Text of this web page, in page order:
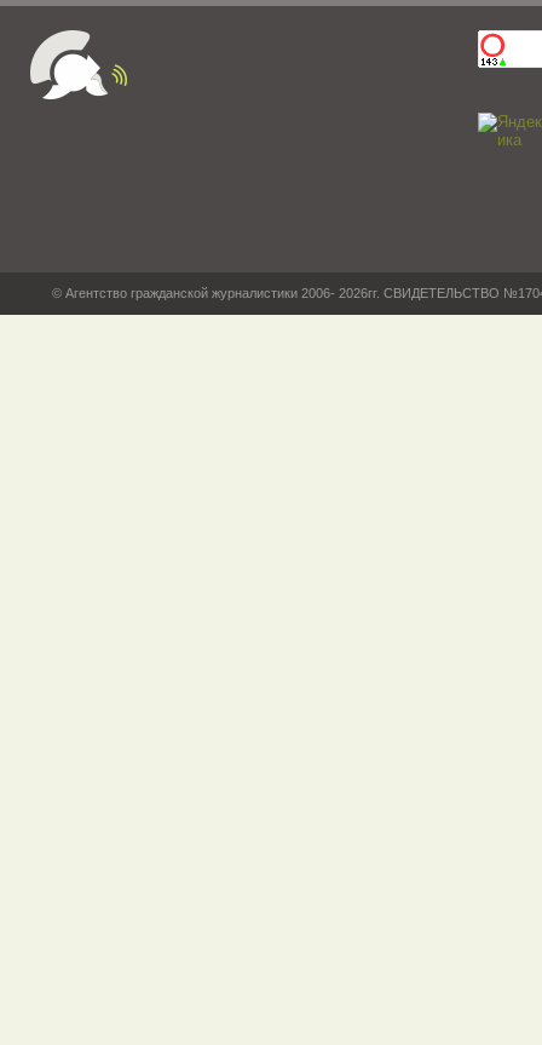
© Агентство гражданской журналистики 2006- 2026гг. СВИДЕТЕЛЬСТВО